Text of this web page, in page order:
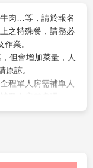
由(因航班、食宿安
影響，將由當團領
牛肉…等，請於報名
之特殊餐，請務必
作業。
，則恕無法退費。
為團體優惠價格，
肉…等，請於報名
之特殊餐，請務必
業。
但會增加菜量，人
諒。
程單人房需補單人
１大床房間，但
100%保證房型。(
)。
張單人床墊（無床